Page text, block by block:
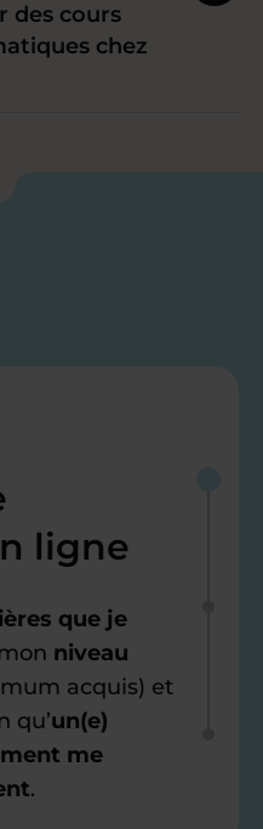
des cours
chez
ligne
que je
niveau
acquis) et
qu’un(e)
me
.